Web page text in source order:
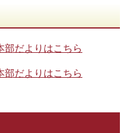
部だよりはこちら
部だよりはこちら